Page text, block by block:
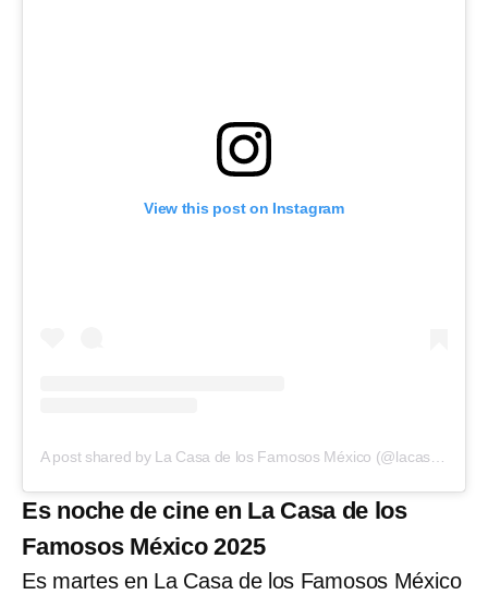
View this post on Instagram
Es noche de cine en La Casa de los
Famosos México 2025
Es martes en La Casa de los Famosos México